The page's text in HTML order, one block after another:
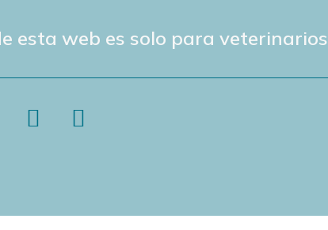
esta web es solo para veterinarios